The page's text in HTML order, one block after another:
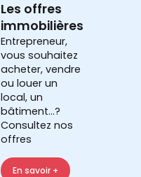
Les offres
immobilières
Entrepreneur,
vous souhaitez
acheter, vendre
ou louer un
local, un
bâtiment...?
Consultez nos
offres
En savoir +